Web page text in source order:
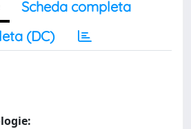
Scheda completa
(DC)